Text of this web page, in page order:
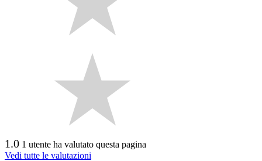
1.0 1 utente ha valutato questa pagina
Vedi tutte le valutazioni